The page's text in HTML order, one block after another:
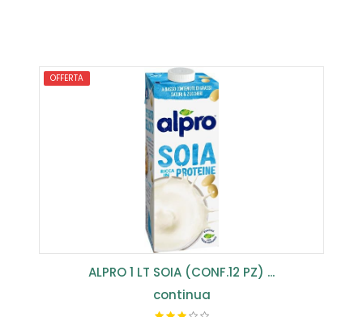
OFFERTA
ALPRO 1 LT SOIA (CONF.12 PZ) ...
continua